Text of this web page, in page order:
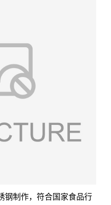
钢制作，符合国家食品行